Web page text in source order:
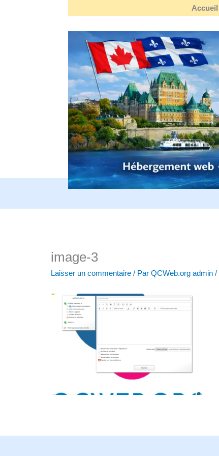
Accueil
image-3
Laisser un commentaire / ParQCWeb.org admin/